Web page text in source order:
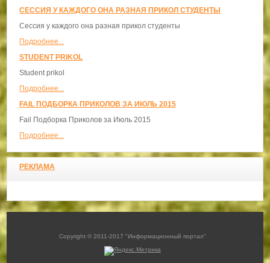
СЕССИЯ У КАЖДОГО ОНА РАЗНАЯ ПРИКОЛ СТУДЕНТЫ
Сессия у каждого она разная прикол студенты
Подробнее...
STUDENT PRIKOL
Student prikol
Подробнее...
FAIL ПОДБОРКА ПРИКОЛОВ ЗА ИЮЛЬ 2015
Fail Подборка Приколов за Июль 2015
Подробнее...
РЕКЛАМА
Copyright © 2011-2017 "Информационный портал"